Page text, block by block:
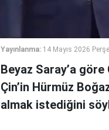
Yayınlanma: 14 Mayıs 2026
Beyaz Saray’a
Çin’in Hürmüz
almak istediğini